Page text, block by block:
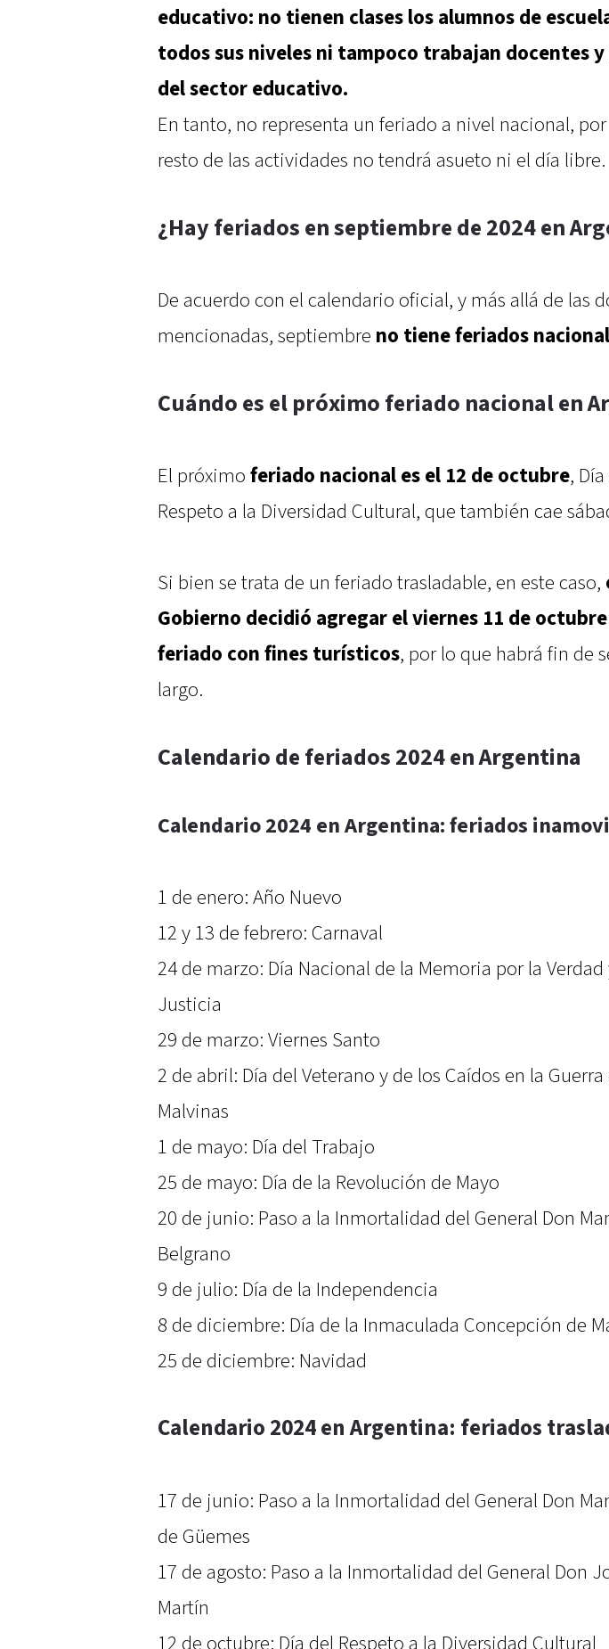
educativo: no tienen clases los alumnos de
todos sus niveles ni tampoco trabajan docentes
del sector educativo.
En tanto, no representa un feriado a nivel nacional,
resto de las actividades no tendrá asueto ni el día libre.
¿Hay feriados en septiembre de 2024 en
De acuerdo con el calendario oficial, y más allá de las
mencionadas, septiembre no tiene feriados
Cuándo es el próximo feriado nacional en
El próximo feriado nacional es el 12 de octubre,
Respeto a la Diversidad Cultural, que también cae
Si bien se trata de un feriado trasladable, en este caso,
Gobierno decidió agregar el viernes 11 de
feriado con fines turísticos, por lo que habrá fin de
largo.
Calendario de feriados 2024 en Argentina
Calendario 2024 en Argentina: feriados
1 de enero: Año Nuevo
12 y 13 de febrero: Carnaval
24 de marzo: Día Nacional de la Memoria por la Verdad
Justicia
29 de marzo: Viernes Santo
2 de abril: Día del Veterano y de los Caídos en la Guerra
Malvinas
1 de mayo: Día del Trabajo
25 de mayo: Día de la Revolución de Mayo
20 de junio: Paso a la Inmortalidad del General Don
Belgrano
9 de julio: Día de la Independencia
8 de diciembre: Día de la Inmaculada Concepción de
25 de diciembre: Navidad
Calendario 2024 en Argentina: feriados
17 de junio: Paso a la Inmortalidad del General Don
de Güemes
17 de agosto: Paso a la Inmortalidad del General Don
Martín